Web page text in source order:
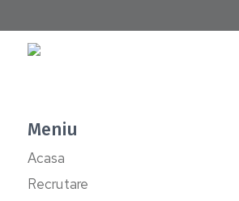
Meniu
Acasa
Recrutare